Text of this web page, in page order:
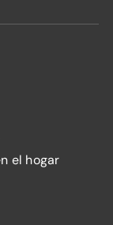
el hogar